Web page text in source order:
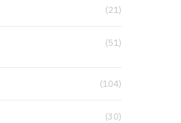
(21)
(51)
(104)
(30)